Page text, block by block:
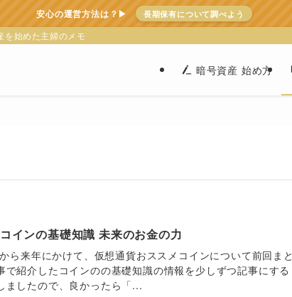
安心の運営方法は？▶ 長期保有について調べよう
を始めた主婦のメモ
暗号資産 始め方
インの基礎知識 未来のお金の力
ら来年にかけて、仮想通貨おススメコインについて前回まと
で紹介したコインのの基礎知識の情報を少しずつ記事にする
ましたので、良かったら「...